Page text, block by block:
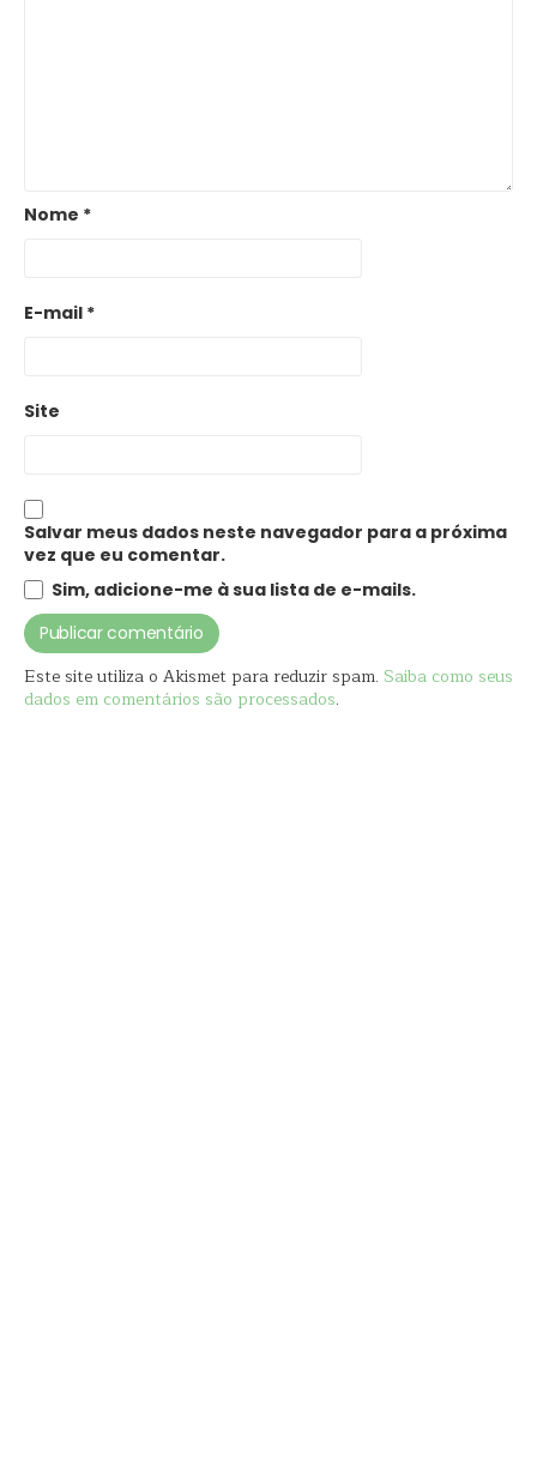
Nome *
E-mail *
Site
Salvar meus dados neste navegador para a próxima
vez que eu comentar.
Sim, adicione-me à sua lista de e-mails.
Este site utiliza o Akismet para reduzir spam. Saiba como seus
dados em comentários são processados.